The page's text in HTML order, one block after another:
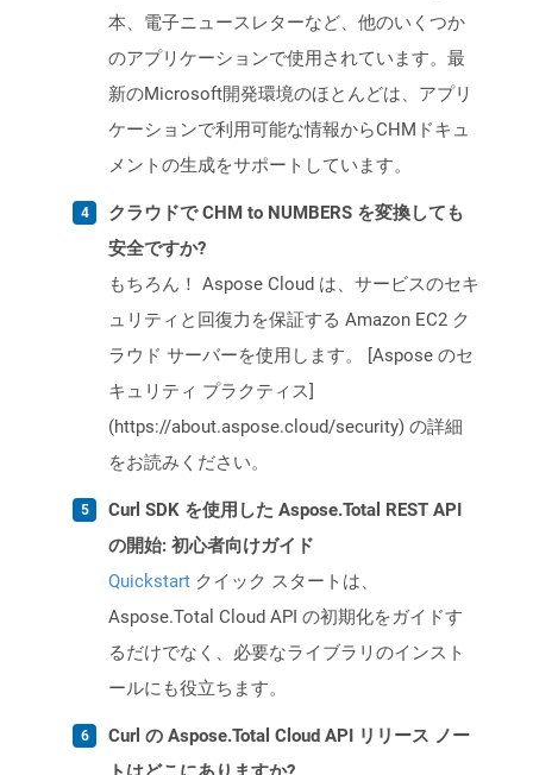
本、電子ニュースレターなど、他のいくつか
のアプリケーションで使用されています。最
新のMicrosoft開発環境のほとんどは、アプリ
ケーションで利用可能な情報からCHMドキュ
メントの生成をサポートしています。
クラウドで CHM to NUMBERS を変換しても
安全ですか?
もちろん！ Aspose Cloud は、サービスのセキ
ュリティと回復力を保証する Amazon EC2 ク
ラウド サーバーを使用します。 [Aspose のセ
キュリティ プラクティス]
(https://about.aspose.cloud/security) の詳細
をお読みください。
Curl SDK を使用した Aspose.Total REST API
の開始: 初心者向けガイド
Quickstart クイック スタートは、
Aspose.Total Cloud API の初期化をガイドす
るだけでなく、必要なライブラリのインスト
ールにも役立ちます。
Curl の Aspose.Total Cloud API リリース ノー